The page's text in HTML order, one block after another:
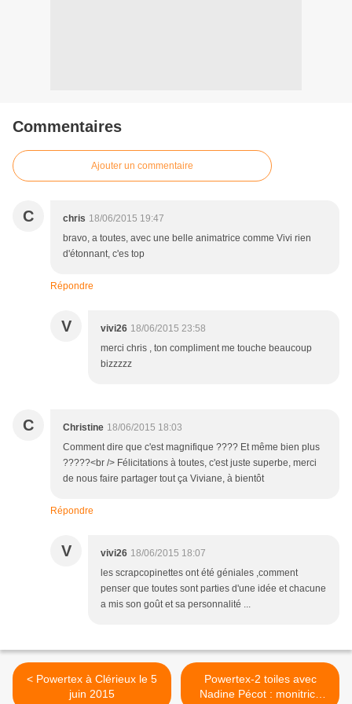
Commentaires
Ajouter un commentaire
C chris 18/06/2015 19:47
bravo, a toutes, avec une belle animatrice comme Vivi rien
d'étonnant, c'es top
Répondre
V vivi26 18/06/2015 23:58
merci chris , ton compliment me touche beaucoup
bizzzzz
C Christine 18/06/2015 18:03
Comment dire que c'est magnifique ???? Et même bien plus
?????<br /> Félicitations à toutes, c'est juste superbe, merci
de nous faire partager tout ça Viviane, à bientôt
Répondre
V vivi26 18/06/2015 18:07
les scrapcopinettes ont été géniales ,comment
penser que toutes sont parties d'une idée et chacune
a mis son goût et sa personnalité ...
< Powertex à Clérieux le 5
juin 2015
Powertex-2 toiles avec
Nadine Pécot : monitrice